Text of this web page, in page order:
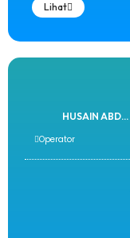
Lihat
HUSAIN ABD...
Operator